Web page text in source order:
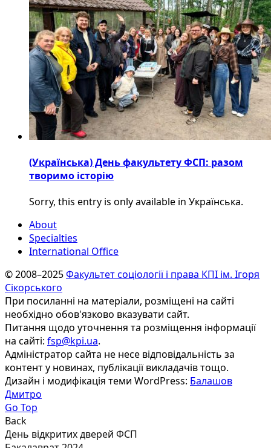
(Українська) День факультету ФСП: разом
творимо історію
Sorry, this entry is only available in Українська.
About
Specialties
International Office
© 2008–2025Факультет соціології і права КПІ ім. Ігоря
Сікорського
При посиланні на матеріали, розміщені на сайті
необхідно обов'язково вказувати сайт.
Питання щодо уточнення та розміщення інформації
на сайті: fsp@kpi.ua.
Адміністратор сайта не несе відповідальність за
контент у новинах, публікації викладачів тощо.
Дизайн і модифікація теми WordPress: Балашов
Дмитро
Go Top
Back
День відкритих дверей ФСП